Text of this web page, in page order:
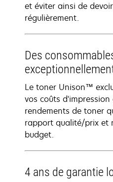
et éviter ainsi de
régulièrement.
Des
Le toner Unison™
vos coûts d'impression
rendements de toner
rapport qualité/prix et
budget.
4 ans de garantie